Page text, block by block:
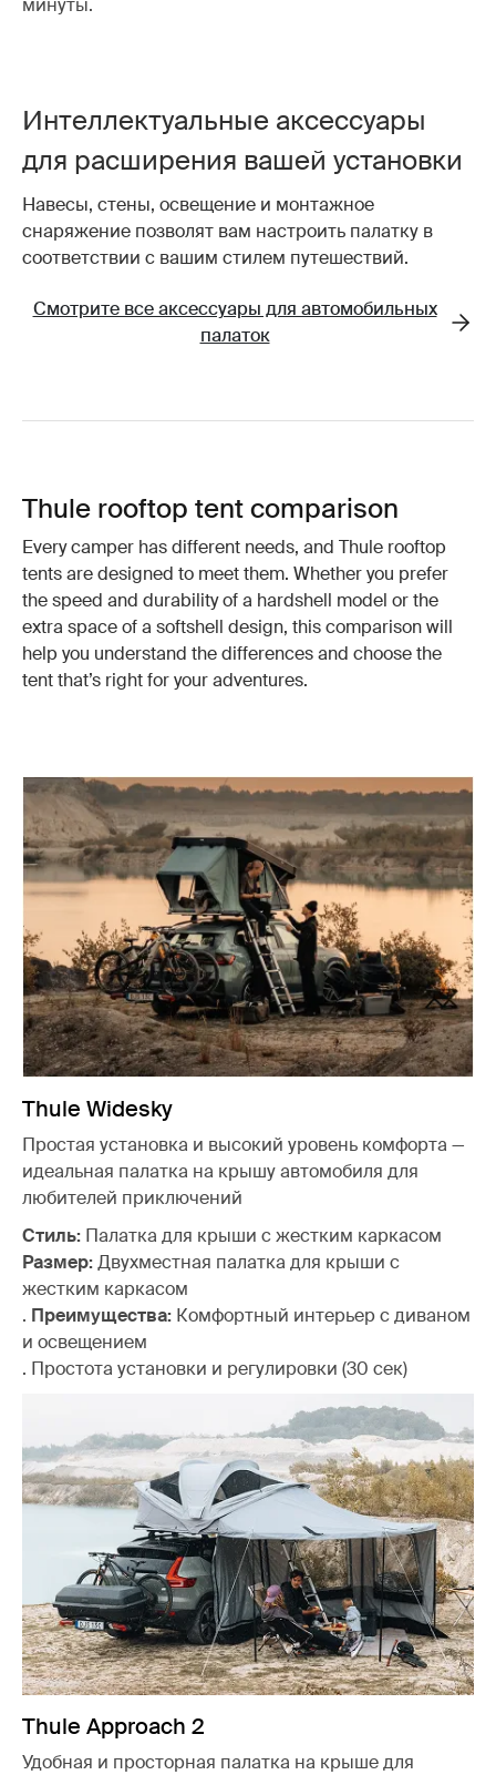
минуты.
Интеллектуальные аксессуары
для расширения вашей установки
Навесы, стены, освещение и монтажное
снаряжение позволят вам настроить палатку в
соответствии с вашим стилем путешествий.
Смотрите все аксессуары для автомобильных
палаток
Thule rooftop tent comparison
Every camper has different needs, and Thule rooftop
tents are designed to meet them. Whether you prefer
the speed and durability of a hardshell model or the
extra space of a softshell design, this comparison will
help you understand the differences and choose the
tent that’s right for your adventures.
Thule Widesky
Простая установка и высокий уровень комфорта —
идеальная палатка на крышу автомобиля для
любителей приключений
Стиль: Палатка для крыши с жестким каркасом
Размер:Двухместная палатка для крыши с
жестким каркасом
. Преимущества: Комфортный интерьер с диваном
и освещением
. Простота установки и регулировки (30 сек)
Thule Approach 2
Удобная и просторная палатка на крыше для